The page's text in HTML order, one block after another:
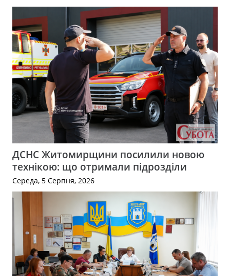
ДСНС Житомирщини посилили новою
технікою: що отримали підрозділи
Середа, 5 Серпня, 2026